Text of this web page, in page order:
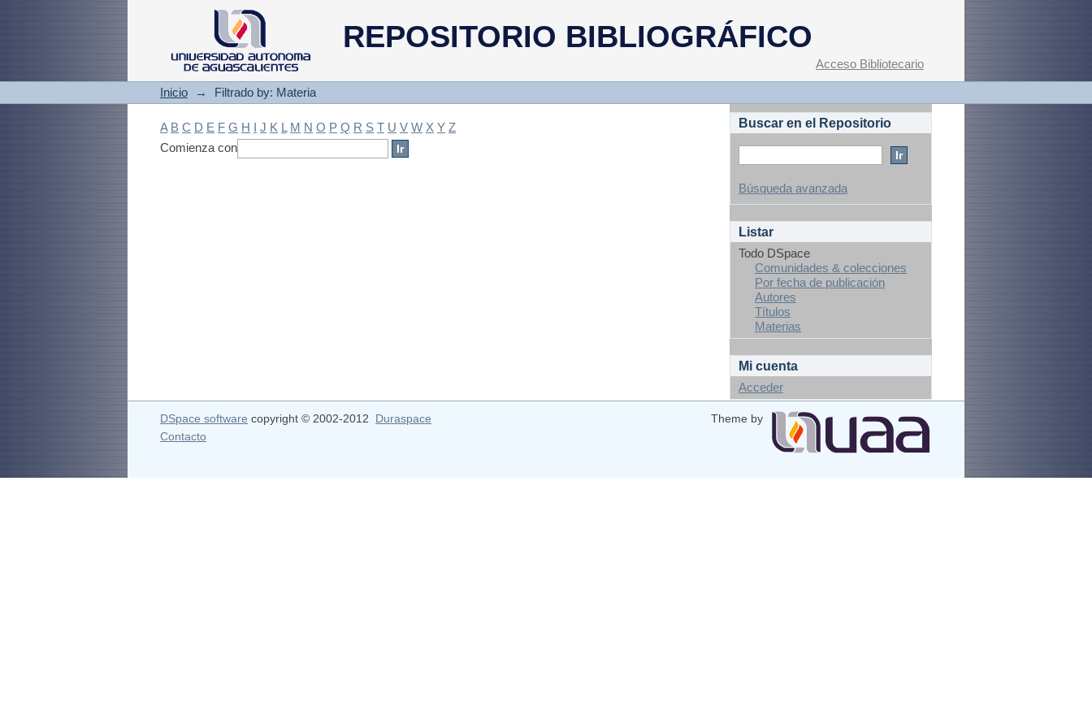
REPOSITORIO BIBLIOGRÁFICO
Filtrado by: Materia
Acceso Bibliotecario
Inicio → Filtrado by: Materia
A B C D E F G H I J K L M N O P Q R S T U V W X Y Z
Comienza con
Buscar en el Repositorio
Búsqueda avanzada
Listar
Todo DSpace
Comunidades & colecciones
Por fecha de publicación
Autores
Títulos
Materias
Mi cuenta
Acceder
DSpace software copyright © 2002-2012 Duraspace
Theme by
Contacto